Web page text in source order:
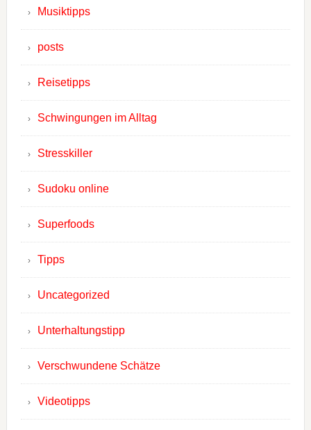
Musiktipps
posts
Reisetipps
Schwingungen im Alltag
Stresskiller
Sudoku online
Superfoods
Tipps
Uncategorized
Unterhaltungstipp
Verschwundene Schätze
Videotipps